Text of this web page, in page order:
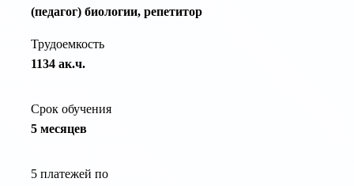
(педагог) биологии, репетитор
Трудоемкость
1134 ак.ч.
Срок обучения
5 месяцев
5 платежей по